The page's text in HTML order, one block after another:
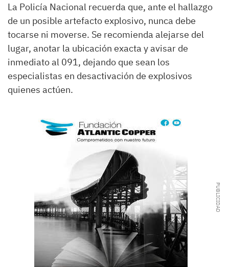
La Policía Nacional recuerda que, ante el hallazgo
de un posible artefacto explosivo, nunca debe
tocarse ni moverse. Se recomienda alejarse del
lugar, anotar la ubicación exacta y avisar de
inmediato al 091, dejando que sean los
especialistas en desactivación de explosivos
quienes actúen.